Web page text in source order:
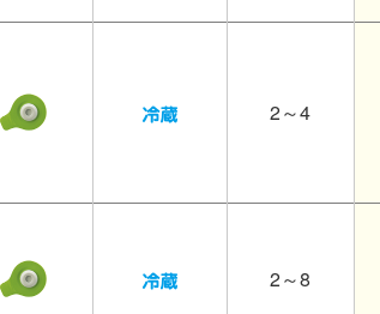
2～4
2～8